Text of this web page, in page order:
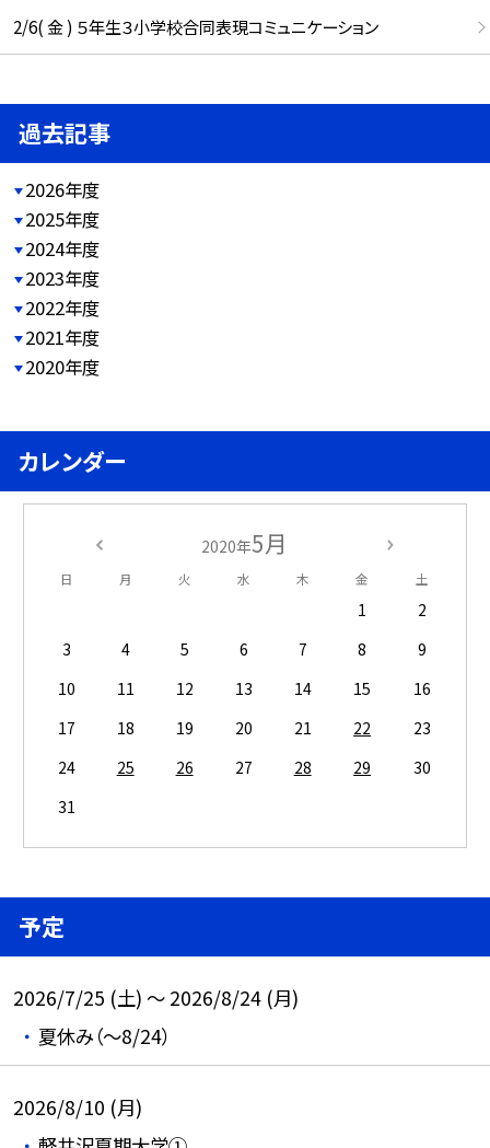
2/6( 金 ) ５年生３小学校合同表現コミュニケーション
過去記事
2026年度
2025年度
2024年度
2023年度
2022年度
2021年度
2020年度
カレンダー
2020年5月
日 月 火 水 木 金 土
1
2
3
4 5 6 7 8
9
10
11 12 13 14 15
16
17
18 19 20 21 22
23
24
25 26 27 28 29
30
31
予定
2026/7/25 (土) ～ 2026/8/24 (月)
夏休み（～8/24）
2026/8/10 (月)